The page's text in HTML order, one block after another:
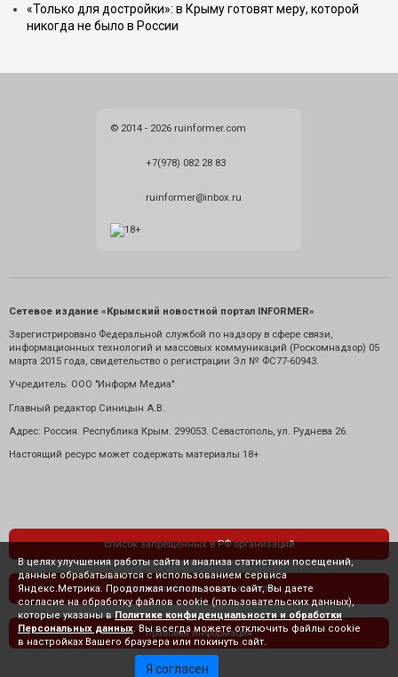
«Только для достройки»: в Крыму готовят меру, которой
никогда не было в России
© 2014 - 2026 ruinformer.com
+7(978) 082 28 83
ruinformer@inbox.ru
Сетевое издание «Крымский новостной портал INFORMER»
Зарегистрировано Федеральной службой по надзору в сфере связи,
информационных технологий и массовых коммуникаций (Роскомнадзор) 05
марта 2015 года, свидетельство о регистрации Эл № ФС77-60943.
Учредитель: ООО "Информ Медиа"
Главный редактор Синицын А.В.
Адрес: Россия. Республика Крым. 299053. Севастополь, ул. Руднева 26.
Настоящий ресурс может содержать материалы 18+
список запрещенных в РФ организаций
политика конфиденциальности
правовая информация
В целях улучшения работы сайта и анализа статистики посещений,
данные обрабатываются с использованием сервиса
Яндекс.Метрика. Продолжая использовать сайт, Вы даете
согласие на обработку файлов cookie (пользовательских данных),
которые указаны в Политике конфиденциальности и обработки
Персональных данных . Вы всегда можете отключить файлы cookie
в настройках Вашего браузера или покинуть сайт.
Я согласен